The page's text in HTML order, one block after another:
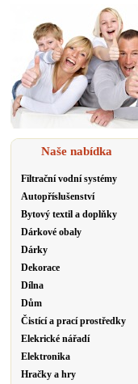
Naše nabídka
Filtrační vodní systémy
Autopříslušenství
Bytový textil a doplňky
Dárkové obaly
Dárky
Dekorace
Dílna
Dům
Čistící a prací prostředky
Elekrické nářadí
Elektronika
Hračky a hry